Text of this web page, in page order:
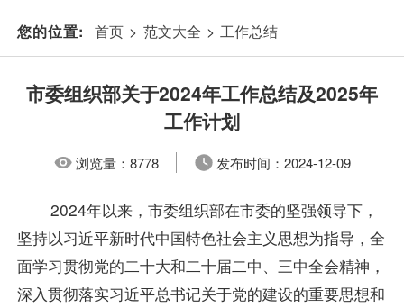
您的位置: 首页 > 范文大全 > 工作总结
市委组织部关于2024年工作总结及2025年
工作计划
浏览量：8778 发布时间： 2024-12-09
2024年以来，市委组织部在市委的坚强领导下，
坚持以习近平新时代中国特色社会主义思想为指导，全
面学习贯彻党的二十大和二十届二中、三中全会精神，
深入贯彻落实习近平总书记关于党的建设的重要思想和